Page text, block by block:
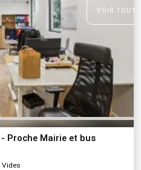
VOIR
Proche Mairie et bus
Vides